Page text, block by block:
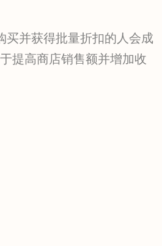
买并获得批量折扣的人会成
提高商店销售额并增加收